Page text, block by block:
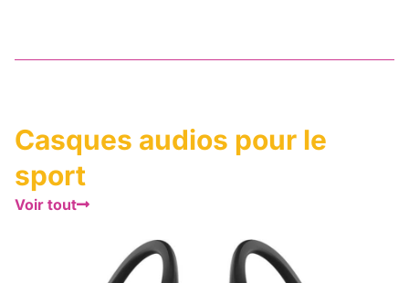
Casques audios pour le
sport
Voir tout